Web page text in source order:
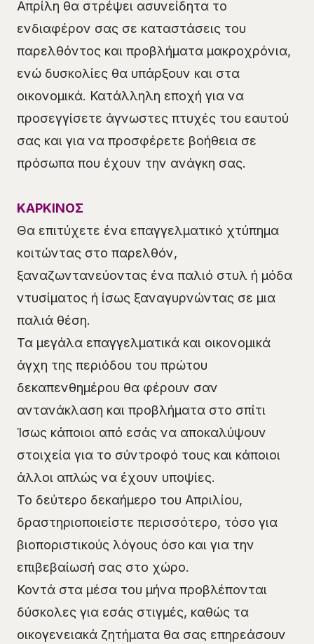
Απρίλη θα στρέψει ασυνείδητα το
ενδιαφέρον σας σε καταστάσεις του
παρελθόντος και προβλήματα μακροχρόνια,
ενώ δυσκολίες θα υπάρξουν και στα
οικονομικά. Κατάλληλη εποχή για να
προσεγγίσετε άγνωστες πτυχές του εαυτού
σας και για να προσφέρετε βοήθεια σε
πρόσωπα που έχουν την ανάγκη σας.
ΚΑΡΚΙΝΟΣ
Θα επιτύχετε ένα επαγγελματικό χτύπημα
κοιτώντας στο παρελθόν,
ξαναζωντανεύοντας ένα παλιό στυλ ή μόδα
ντυσίματος ή ίσως ξαναγυρνώντας σε μια
παλιά θέση.
Τα μεγάλα επαγγελματικά και οικονομικά
άγχη της περιόδου του πρώτου
δεκαπενθημέρου θα φέρουν σαν
αντανάκλαση και προβλήματα στο σπίτι
Ίσως κάποιοι από εσάς να αποκαλύψουν
στοιχεία για το σύντροφό τους και κάποιοι
άλλοι απλώς να έχουν υποψίες.
Το δεύτερο δεκαήμερο του Απριλίου,
δραστηριοποιείστε περισσότερο, τόσο για
βιοποριστικούς λόγους όσο και για την
επιβεβαίωσή σας στο χώρο.
Κοντά στα μέσα του μήνα προβλέπονται
δύσκολες για εσάς στιγμές, καθώς τα
οικογενειακά ζητήματα θα σας επηρεάσουν